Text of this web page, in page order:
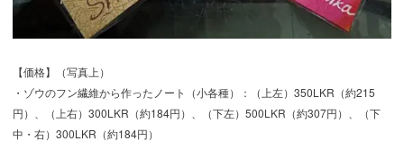
【価格】（写真上）
・ゾウのフン繊維から作ったノート（小各種）：（上左）350LKR（約215
円）、（上右）300LKR（約184円）、（下左）500LKR（約307円）、（下
中・右）300LKR（約184円）